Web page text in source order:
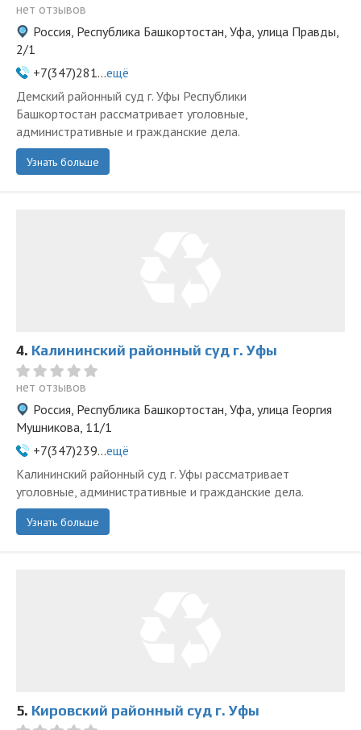
нет отзывов
Россия, Республика Башкортостан, Уфа, улица Правды,
2/1
+7(347)281...ещё
Демский районный суд г. Уфы Республики
Башкортостан рассматривает уголовные,
административные и гражданские дела.
Узнать больше
4. Калининский районный суд г. Уфы
нет отзывов
Россия, Республика Башкортостан, Уфа, улица Георгия
Мушникова, 11/1
+7(347)239...ещё
Калининский районный суд г. Уфы рассматривает
уголовные, административные и гражданские дела.
Узнать больше
5. Кировский районный суд г. Уфы